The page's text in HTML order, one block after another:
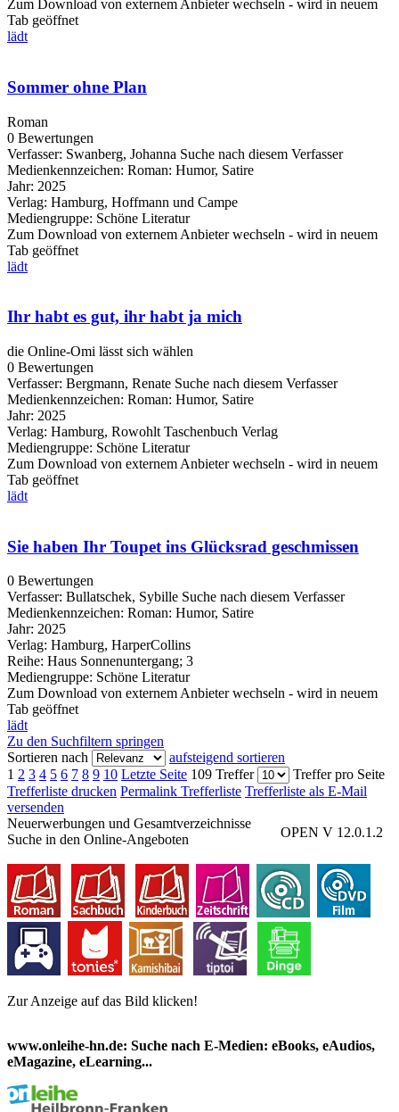
Zum Download von externem Anbieter wechseln - wird in neuem
Tab geöffnet
lädt
Sommer ohne Plan
Roman
0 Bewertungen
Verfasser: Swanberg, Johanna Suche nach diesem Verfasser
Medienkennzeichen: Roman: Humor, Satire
Jahr: 2025
Verlag: Hamburg, Hoffmann und Campe
Mediengruppe: Schöne Literatur
Zum Download von externem Anbieter wechseln - wird in neuem
Tab geöffnet
lädt
Ihr habt es gut, ihr habt ja mich
die Online-Omi lässt sich wählen
0 Bewertungen
Verfasser: Bergmann, Renate Suche nach diesem Verfasser
Medienkennzeichen: Roman: Humor, Satire
Jahr: 2025
Verlag: Hamburg, Rowohlt Taschenbuch Verlag
Mediengruppe: Schöne Literatur
Zum Download von externem Anbieter wechseln - wird in neuem
Tab geöffnet
lädt
Sie haben Ihr Toupet ins Glücksrad geschmissen
0 Bewertungen
Verfasser: Bullatschek, Sybille Suche nach diesem Verfasser
Medienkennzeichen: Roman: Humor, Satire
Jahr: 2025
Verlag: Hamburg, HarperCollins
Reihe: Haus Sonnenuntergang; 3
Mediengruppe: Schöne Literatur
Zum Download von externem Anbieter wechseln - wird in neuem
Tab geöffnet
lädt
Zu den Suchfiltern springen
Sortieren nach
aufsteigend sortieren
1 2 3 4 5 6 7 8 9 10 Letzte Seite 109 Treffer
Treffer pro Seite
Trefferliste drucken Permalink Trefferliste Trefferliste als E-Mail
versenden
OPEN V 12.0.1.2
Neuerwerbungen und Gesamtverzeichnisse
Zur Anzeige auf das Bild klicken!
Suche in den Online-Angeboten
www.onleihe-hn.de: Suche nach E-Medien: eBooks, eAudios,
eMagazine, eLearning...